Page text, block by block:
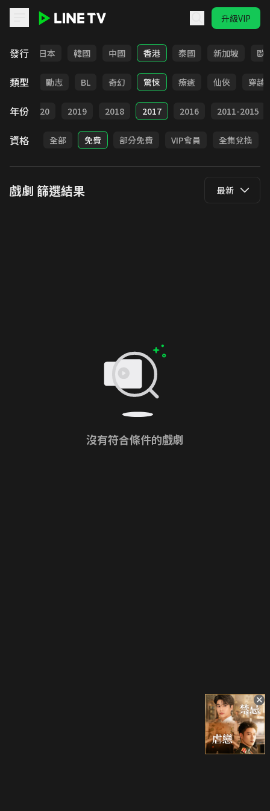
升級VIP
發行
台灣 日本 韓國 中國 香港 泰國 新加坡 歐
類型
喜劇 勵志 BL 奇幻 驚悚 療癒 仙俠 穿越
年份 2020 2019 2018 2017 2016 2011-2015
資格 全部 免費 部分免費 VIP會員 全集兌換
戲劇 篩選結果 最新
沒有符合條件的戲劇